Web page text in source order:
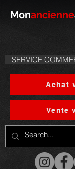
Monancienne
SERVICE
Achat
Vente